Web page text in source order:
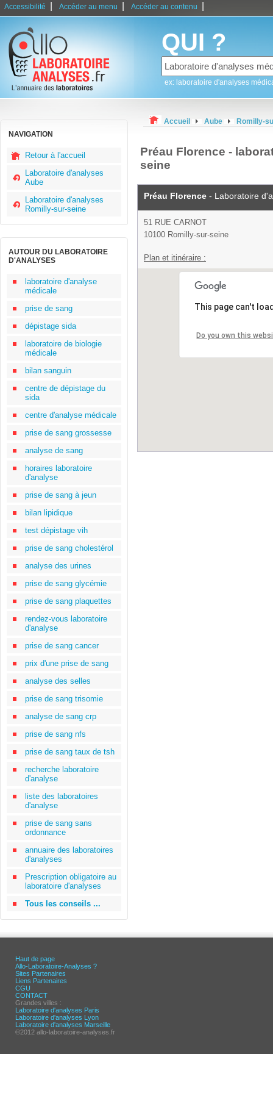
Accessibilité Accéder au menu Accéder au contenu
QUI ?
ex: laboratoire d'analyses
NAVIGATION
Retour à l'accueil
Laboratoire d'analyses
Aube
Laboratoire d'analyses
Romilly-sur-seine
AUTOUR DU LABORATOIRE
D'ANALYSES
laboratoire d'analyse
médicale
prise de sang
dépistage sida
laboratoire de biologie
médicale
bilan sanguin
centre de dépistage du
sida
centre d'analyse médicale
prise de sang grossesse
analyse de sang
horaires laboratoire
d'analyse
prise de sang à jeun
bilan lipidique
test dépistage vih
prise de sang cholestérol
analyse des urines
prise de sang glycémie
prise de sang plaquettes
rendez-vous laboratoire
d'analyse
prise de sang cancer
prix d'une prise de sang
analyse des selles
prise de sang trisomie
analyse de sang crp
prise de sang nfs
prise de sang taux de tsh
recherche laboratoire
d'analyse
liste des laboratoires
d'analyse
prise de sang sans
ordonnance
annuaire des laboratoires
d'analyses
Prescription obligatoire au
laboratoire d'analyses
Tous les conseils ...
Accueil Aube Romilly-
Préau Florence -
seine
Préau Florence - Laboratoire
51 RUE CARNOT
10100 Romilly-sur-seine
Plan et itinéraire :
This page can't
Do you own this
Haut de page
Allo-Laboratoire-Analyses ?
Sites Partenaires
Liens Partenaires
CGU
CONTACT
Grandes villes :
Laboratoire d'analyses Paris
Laboratoire d'analyses Lyon
Laboratoire d'analyses Marseille
©2012 allo-laboratoire-analyses.fr